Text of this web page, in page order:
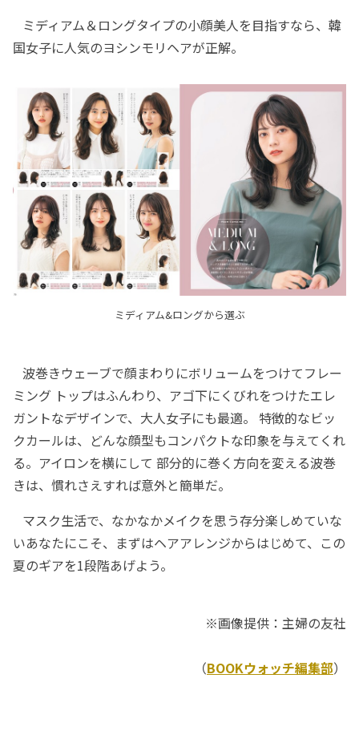
ミディアム＆ロングタイプの小顔美人を目指すなら、韓
国女子に人気のヨシンモリヘアが正解。
ミディアム&ロングから選ぶ
波巻きウェーブで顔まわりにボリュームをつけてフレー
ミング トップはふんわり、アゴ下にくびれをつけたエレ
ガントなデザインで、大人女子にも最適。 特徴的なビッ
クカールは、どんな顔型もコンパクトな印象を与えてくれ
る。アイロンを横にして 部分的に巻く方向を変える波巻
きは、慣れさえすれば意外と簡単だ。
マスク生活で、なかなかメイクを思う存分楽しめていな
いあなたにこそ、まずはヘアアレンジからはじめて、この
夏のギアを1段階あげよう。
※画像提供：主婦の友社
（BOOKウォッチ編集部）